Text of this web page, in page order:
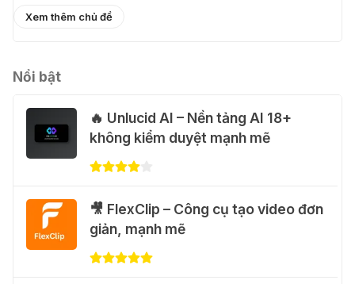
💃 Tạo video AI nhảy múa với Google
Flow Motion Control
31 Thg 07 2026
🐈 Nhận miễn phí 30 video AI + 100
hình ảnh mỗi ngày với Dola.com
31 Thg 07 2026
Xem thêm chủ đề
Nổi bật
🔥 Unlucid AI – Nền tảng AI 18+
không kiểm duyệt mạnh mẽ
🎥 FlexClip – Công cụ tạo video đơn
giản, mạnh mẽ